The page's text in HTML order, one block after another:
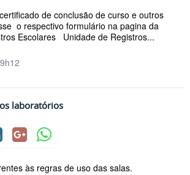
de conclusão de curso e outros
o respectivo formulário na pagina da
Escolares Unidade de Registros...
laboratórios
às regras de uso das salas.